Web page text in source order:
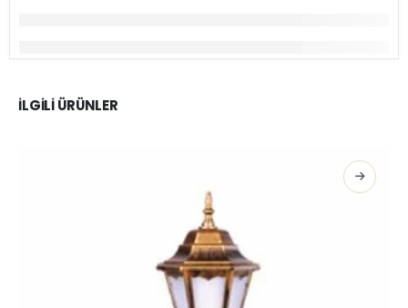
İLGILI ÜRÜNLER